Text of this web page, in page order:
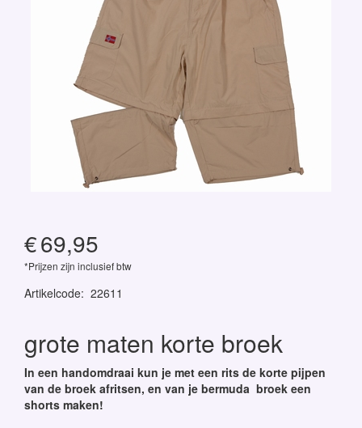
€69,95
*Prijzen zijn inclusief btw
Artikelcode: 22611
grote maten korte broek
In een handomdraai kun je met een rits de korte pijpen
van de broek afritsen, en van je bermuda broek een
shorts maken!